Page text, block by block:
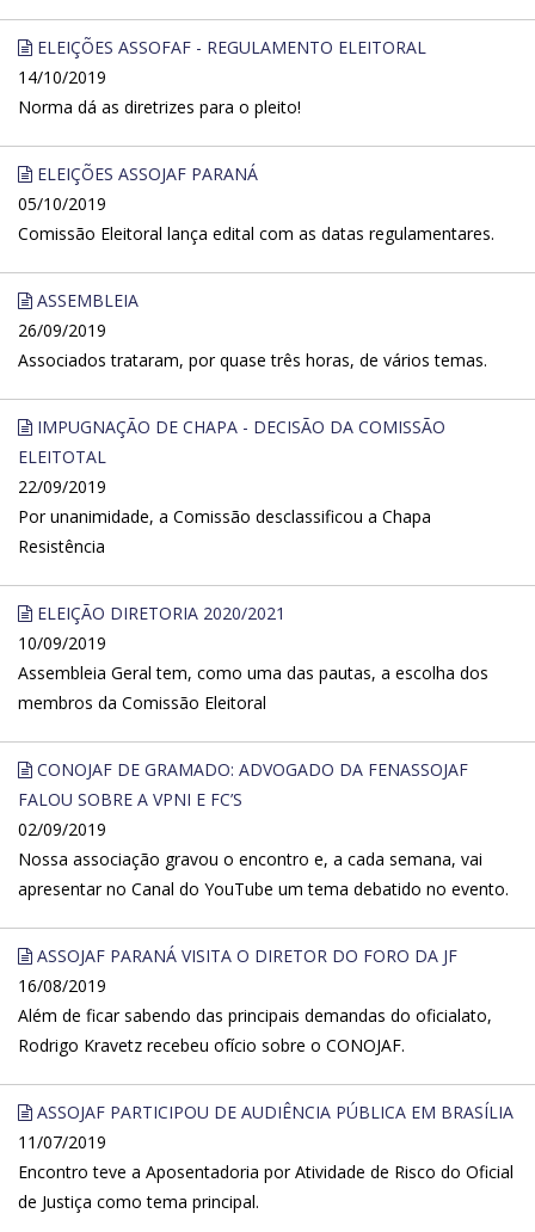
ELEIÇÕES ASSOFAF - REGULAMENTO ELEITORAL
14/10/2019
Norma dá as diretrizes para o pleito!
ELEIÇÕES ASSOJAF PARANÁ
05/10/2019
Comissão Eleitoral lança edital com as datas regulamentares.
ASSEMBLEIA
26/09/2019
Associados trataram, por quase três horas, de vários temas.
IMPUGNAÇÃO DE CHAPA - DECISÃO DA COMISSÃO
ELEITOTAL
22/09/2019
Por unanimidade, a Comissão desclassificou a Chapa
Resistência
ELEIÇÃO DIRETORIA 2020/2021
10/09/2019
Assembleia Geral tem, como uma das pautas, a escolha dos
membros da Comissão Eleitoral
CONOJAF DE GRAMADO: ADVOGADO DA FENASSOJAF
FALOU SOBRE A VPNI E FC’S
02/09/2019
Nossa associação gravou o encontro e, a cada semana, vai
apresentar no Canal do YouTube um tema debatido no evento.
ASSOJAF PARANÁ VISITA O DIRETOR DO FORO DA JF
16/08/2019
Além de ficar sabendo das principais demandas do oficialato,
Rodrigo Kravetz recebeu ofício sobre o CONOJAF.
ASSOJAF PARTICIPOU DE AUDIÊNCIA PÚBLICA EM BRASÍLIA
11/07/2019
Encontro teve a Aposentadoria por Atividade de Risco do Oficial
de Justiça como tema principal.